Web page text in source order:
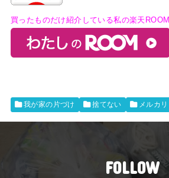
買ったものだけ紹介している私の楽天ROOM
我が家の片づけ 捨てない メルカリ
FOLLOW